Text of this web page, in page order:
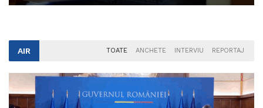
AIR TOATE ANCHETE INTERVIU REPORTAJ